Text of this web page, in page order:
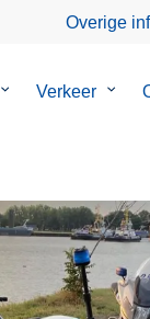
Overige
Submenu
Verkeer